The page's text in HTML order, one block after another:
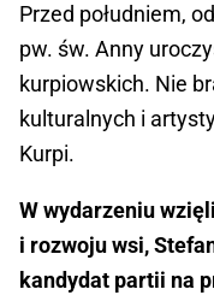
Przed południem,
pw. św. Anny
kurpiowskich. Nie
kulturalnych i
Kurpi.
W wydarzeniu
i rozwoju wsi,
kandydat partii na